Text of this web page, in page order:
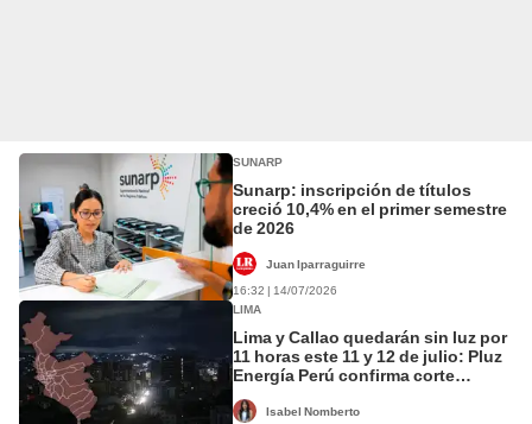
SUNARP
Sunarp: inscripción de títulos
creció 10,4% en el primer semestre
de 2026
Juan Iparraguirre
16:32 | 14/07/2026
LIMA
Lima y Callao quedarán sin luz por
11 horas este 11 y 12 de julio: Pluz
Energía Perú confirma corte
distritosIsabel Nomberto